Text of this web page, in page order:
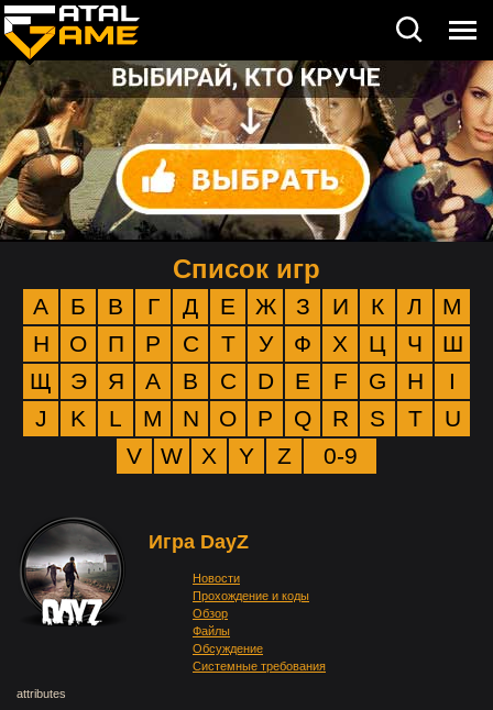
Список игр
А Б В Г Д Е Ж З И К Л
М
Н
О П Р С Т У Ф Х Ц Ч
Ш
Щ
Э Я A B C D E F G H
I
J
K L M N O P Q R S T
U
V
W X Y Z 0-9
Игра DayZ
Новости
Прохождение и коды
Обзор
Файлы
Обсуждение
Системные требования
attributes